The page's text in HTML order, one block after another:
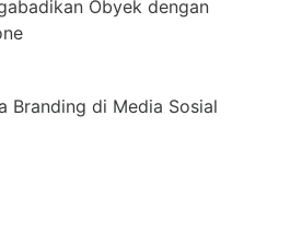
Obyek dengan
Branding di Media Sosial